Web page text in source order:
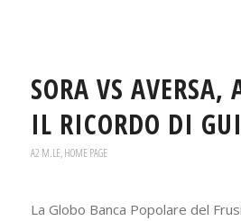
SORA VS AVERSA,
IL RICORDO DI
A2 M.LE,HOME PAGE
La Globo Banca Popolare del